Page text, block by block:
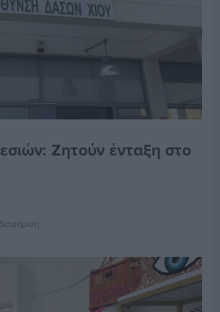
Ζητούν ένταξη στο
Διαφήμιση